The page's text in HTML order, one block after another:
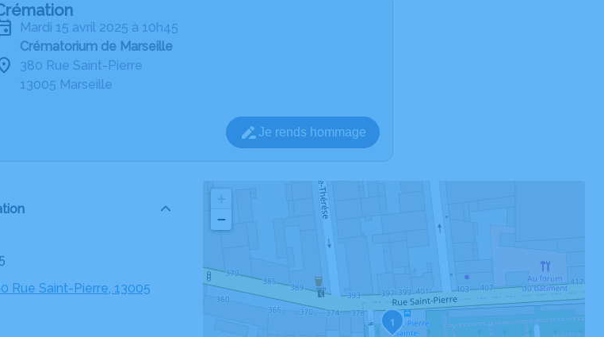
mardi 15 avril 2025 à 10h45
Crématorium de Marseille
380 Rue Saint-Pierre
13005 Marseille
Je rends hommage
Rue Saint-Pierre, 13005
1
−